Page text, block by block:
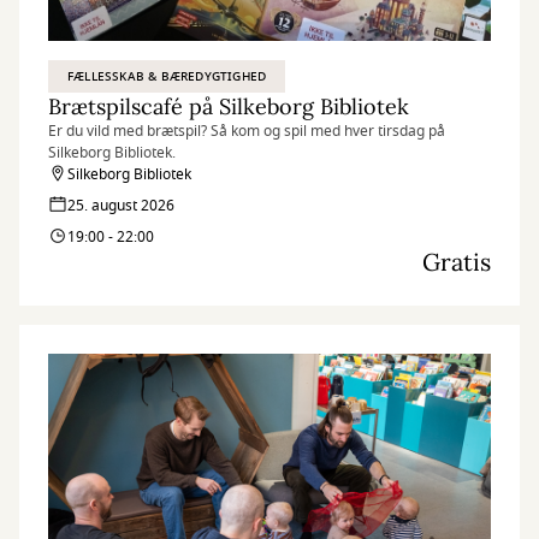
FÆLLESSKAB & BÆREDYGTIGHED
Brætspilscafé på Silkeborg Bibliotek
Er du vild med brætspil? Så kom og spil med hver tirsdag på
Silkeborg Bibliotek.
Silkeborg Bibliotek
25. august 2026
19:00 - 22:00
Gratis